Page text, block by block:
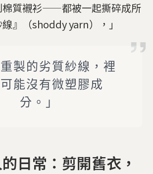
棉質襯衫——都被一起撕碎成所
』（shoddy yarn），」
重製的劣質紗線，裡
能沒有微塑膠成
分。」
日常：剪開舊衣，